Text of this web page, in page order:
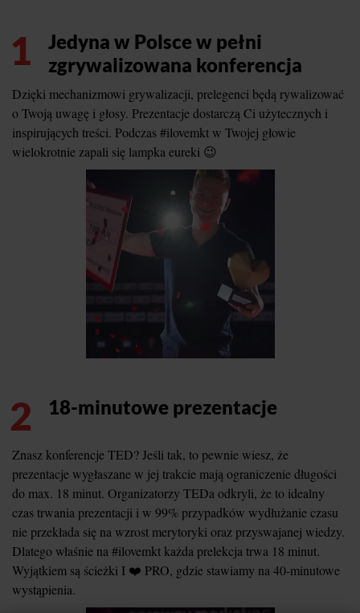
1
Jedyna w Polsce w pełni
zgrywalizowana konferencja
Dzięki mechanizmowi grywalizacji, prelegenci będą rywalizować
o Twoją uwagę i głosy. Prezentacje dostarczą Ci użytecznych i
inspirujących treści. Podczas #ilovemkt w Twojej głowie
wielokrotnie zapali się lampka eureki 😉
2 18-minutowe prezentacje
Znasz konferencje TED? Jeśli tak, to pewnie wiesz, że
prezentacje wygłaszane w jej trakcie mają ograniczenie długości
do max. 18 minut. Organizatorzy TEDa odkryli, że to idealny
czas trwania prezentacji i w 99% przypadków wydłużanie czasu
nie przekłada się na wzrost merytoryki oraz przyswajanej wiedzy.
Dlatego właśnie na #ilovemkt każda prelekcja trwa 18 minut.
Wyjątkiem są ścieżki I ❤️ PRO, gdzie stawiamy na 40-minutowe
wystąpienia.